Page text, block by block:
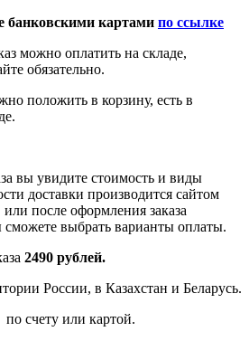
банковскими картами по ссылке
можно оплатить на складе,
обязательно.
положить в корзину, есть в
вы увидите стоимость и виды
доставки производится сайтом
после оформления заказа
выбрать варианты оплаты.
2490 рублей.
России, в Казахстан и Беларусь.
счету или картой.